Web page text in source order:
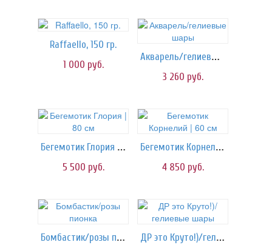
Raffaello, 150 гр.
1 000 руб.
Акварель/гелиевые шары
3 260 руб.
Бегемотик Глория | 80 см
5 500 руб.
Бегемотик Корнелий | 60 см
4 850 руб.
Бомбастик/розы пионка ДР это Круто!)/гелиевые шары